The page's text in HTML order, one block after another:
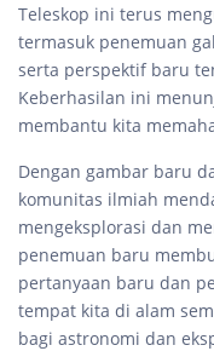
Teleskop ini terus
termasuk penemuan
serta perspektif baru
Keberhasilan ini
membantu kita
Dengan gambar baru
komunitas ilmiah
mengeksplorasi dan
penemuan baru
pertanyaan baru dan
tempat kita di alam
bagi astronomi dan